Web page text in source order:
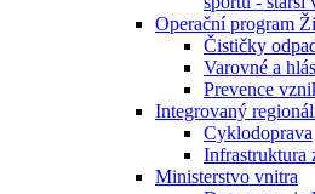
Operační program
Čističky
Varovné a
Prevence
Integrovaný
Cyklodoprava
Infrastruktura
Ministerstvo vnitra